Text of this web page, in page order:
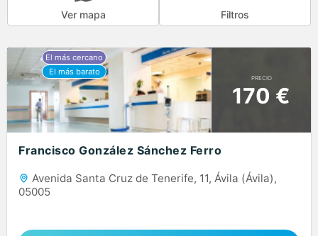
Ver mapa Filtros
PRECIO
170 €
Francisco González Sánchez Ferro
Avenida Santa Cruz de Tenerife, 11, Ávila (Ávila),
05005